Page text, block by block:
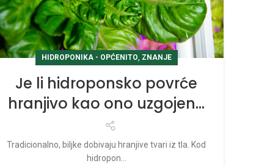
HIDROPONIKA - OPĆENITO, ZNANJE
Je li hidroponsko povrće
hranjivo kao ono uzgojeno
u tlu?
Tradicionalno, biljke dobivaju hranjive tvari iz tla. Kod
hidropon...